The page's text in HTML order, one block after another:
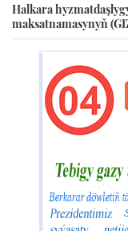
Halkara
maksatnamasynyň